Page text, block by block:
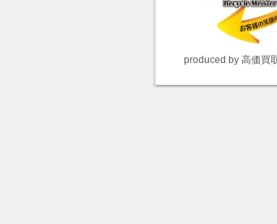
produced by 高価買